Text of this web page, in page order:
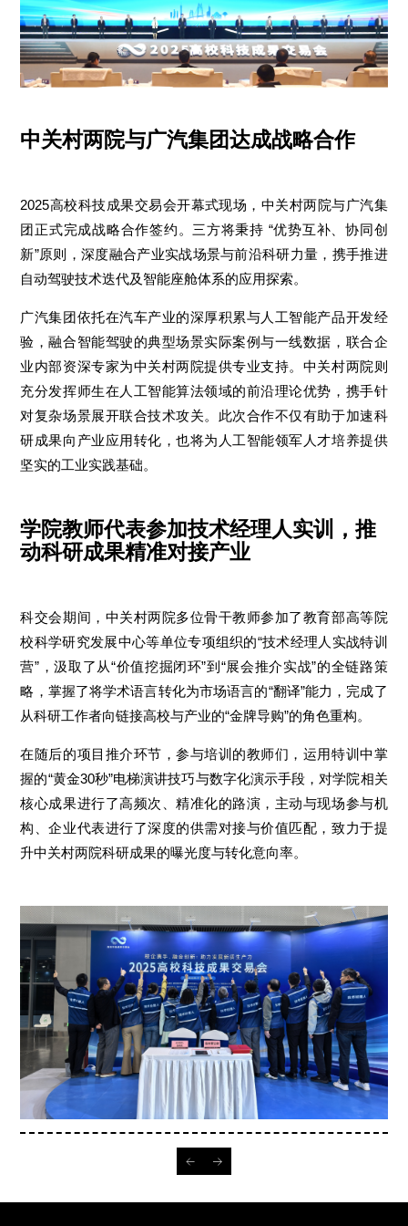
中关村两院与广汽集团达成战略合作
2025高校科技成果交易会开幕式现场，中关村两院与广汽集
团正式完成战略合作签约。三方将秉持 “优势互补、协同创
新”原则，深度融合产业实战场景与前沿科研力量，携手推进
自动驾驶技术迭代及智能座舱体系的应用探索。
广汽集团依托在汽车产业的深厚积累与人工智能产品开发经
验，融合智能驾驶的典型场景实际案例与一线数据，联合企
业内部资深专家为中关村两院提供专业支持。中关村两院则
充分发挥师生在人工智能算法领域的前沿理论优势，携手针
对复杂场景展开联合技术攻关。此次合作不仅有助于加速科
研成果向产业应用转化，也将为人工智能领军人才培养提供
坚实的工业实践基础。
学院教师代表参加技术经理人实训，推
动科研成果精准对接产业
科交会期间，中关村两院多位骨干教师参加了教育部高等院
校科学研究发展中心等单位专项组织的“技术经理人实战特训
营”，汲取了从“价值挖掘闭环”到“展会推介实战”的全链路策
略，掌握了将学术语言转化为市场语言的“翻译”能力，完成了
从科研工作者向链接高校与产业的“金牌导购”的角色重构。
在随后的项目推介环节，参与培训的教师们，运用特训中掌
握的“黄金30秒”电梯演讲技巧与数字化演示手段，对学院相关
核心成果进行了高频次、精准化的路演，主动与现场参与机
构、企业代表进行了深度的供需对接与价值匹配，致力于提
升中关村两院科研成果的曝光度与转化意向率。